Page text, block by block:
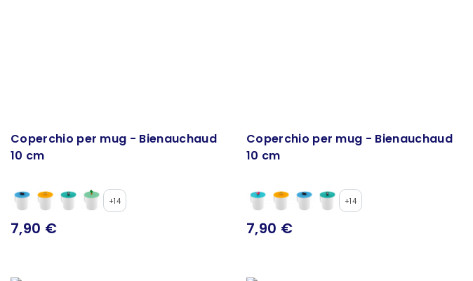
Coperchio per mug - Bienauchaud
10 cm
+14
7,90 €
Coperchio per mug - Bienauchaud
10 cm
+14
7,90 €